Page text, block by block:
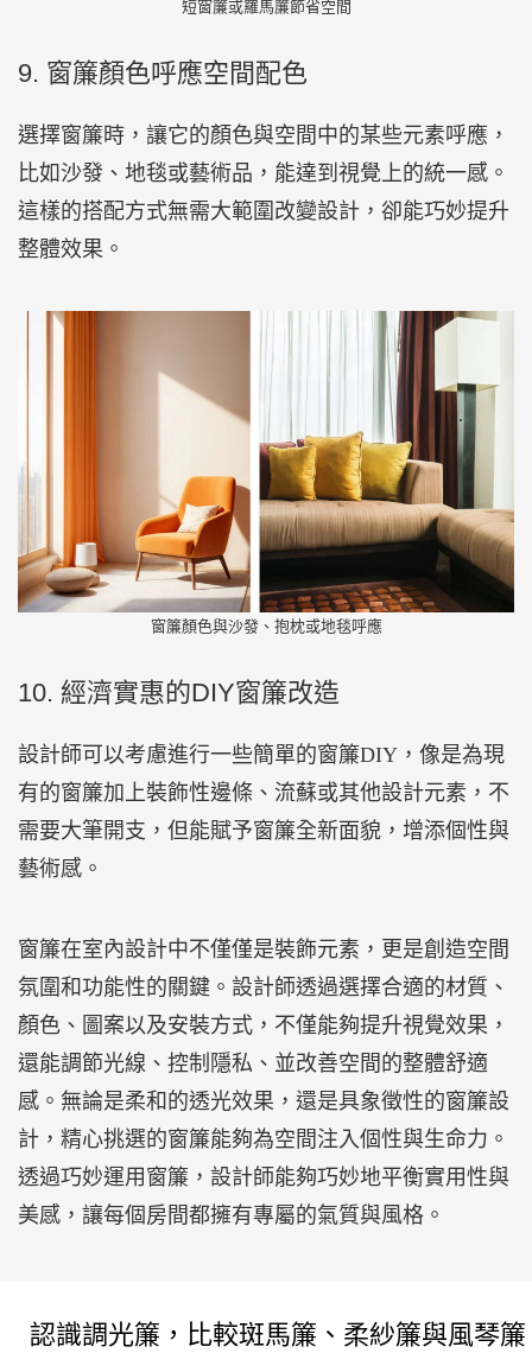
短窗簾或羅馬簾節省空間
9. 窗簾顏色呼應空間配色
選擇窗簾時，讓它的顏色與空間中的某些元素呼應，
比如沙發、地毯或藝術品，能達到視覺上的統一感。
這樣的搭配方式無需大範圍改變設計，卻能巧妙提升
整體效果。
窗簾顏色與沙發、抱枕或地毯呼應
10. 經濟實惠的DIY窗簾改造
設計師可以考慮進行一些簡單的窗簾DIY，像是為現
有的窗簾加上裝飾性邊條、流蘇或其他設計元素，不
需要大筆開支，但能賦予窗簾全新面貌，增添個性與
藝術感。
窗簾在室內設計中不僅僅是裝飾元素，更是創造空間
氛圍和功能性的關鍵。設計師透過選擇合適的材質、
顏色、圖案以及安裝方式，不僅能夠提升視覺效果，
還能調節光線、控制隱私、並改善空間的整體舒適
感。無論是柔和的透光效果，還是具象徵性的窗簾設
計，精心挑選的窗簾能夠為空間注入個性與生命力。
透過巧妙運用窗簾，設計師能夠巧妙地平衡實用性與
美感，讓每個房間都擁有專屬的氣質與風格。
認識調光簾，比較斑馬簾、柔紗簾與風琴簾